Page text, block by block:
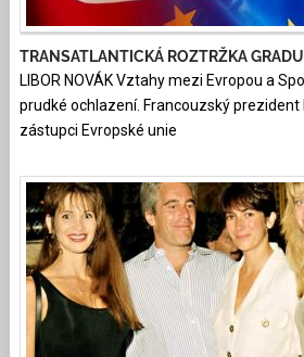
TRANSATLANTICKÁ ROZTRŽKA
LIBOR NOVÁK Vztahy mezi Evropou a
prudké ochlazení. Francouzský
zástupci Evropské unie